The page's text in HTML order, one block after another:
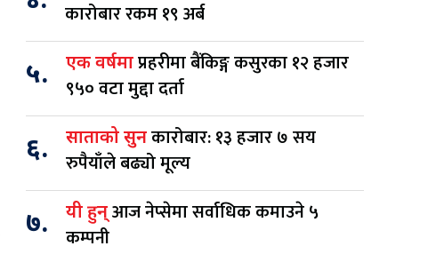
कारोबार रकम १९ अर्ब
५. एक वर्षमाप्रहरीमा बैंकिङ्ग कसुरका १२ हजार
९५० वटा मुद्दा दर्ता
६. साताको सुनकारोबार: १३ हजार ७ सय
रुपैयाँले बढ्यो मूल्य
७. यी हुन्आज नेप्सेमा सर्वाधिक कमाउने ५
कम्पनी